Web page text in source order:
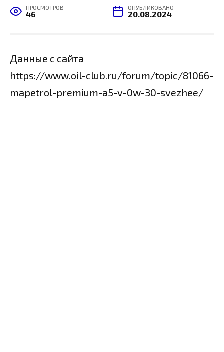
ПРОСМОТРОВ
46
ОПУБЛИКОВАНО
20.08.2024
Данные с сайта
https://www.oil-club.ru/forum/topic/81066-
mapetrol-premium-a5-v-0w-30-svezhee/